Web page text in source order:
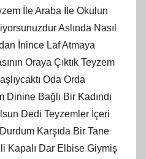
İle Araba İle Okulun
Aslında Nasıl
İnince Laf Atmaya
Oraya Çıktık Teyzem
Oda Orda
Dinine Bağlı Bir Kadındı
Dedi Teyzemler İçeri
Karşıda Bir Tane
Kapalı Dar Elbise Giymiş